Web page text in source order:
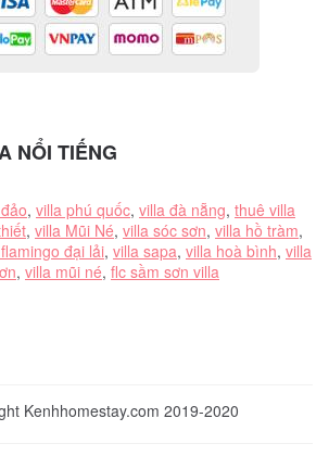
NỔI TIẾNG
, villa phú quốc, villa đà nẵng, thuê villa
, villa Mũi Né, villa sóc sơn, villa hồ tràm,
đại lải, villa sapa, villa hoà bình, villa
, villa mũi né, flc sầm sơn villa
Kenhhomestay.com 2019-2020